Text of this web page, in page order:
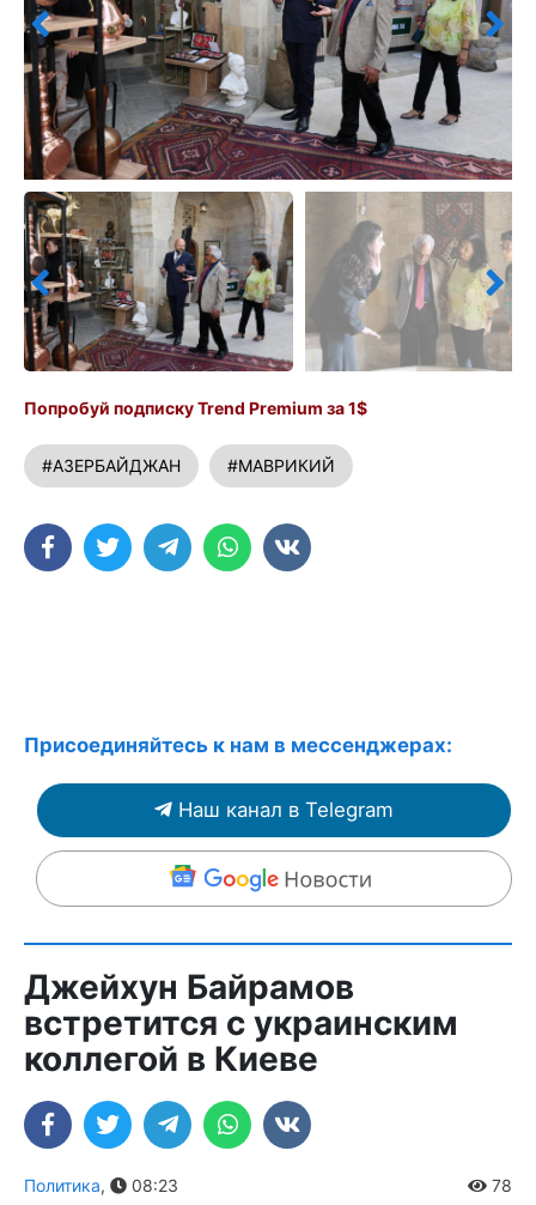
Попробуй подписку Trend Premium за 1$
#АЗЕРБАЙДЖАН #МАВРИКИЙ
Присоединяйтесь к нам в мессенджерах:
Наш канал в Telegram
Джейхун Байрамов
встретится с украинским
коллегой в Киеве
Политика, 08:23 78